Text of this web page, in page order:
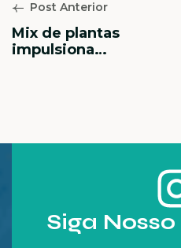
Post Anterior
Mix de plantas
impulsiona
Siga